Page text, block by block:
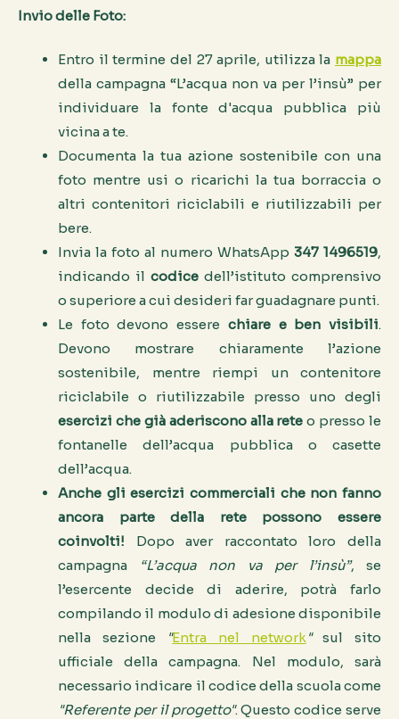
Invio delle Foto:
Entro il termine del 27 aprile, utilizza la mappa
della campagna “L’acqua non va per l’insù” per
individuare la fonte d'acqua pubblica più
vicina a te.
Documenta la tua azione sostenibile con una
foto mentre usi o ricarichi la tua borraccia o
altri contenitori riciclabili e riutilizzabili per
bere.
Invia la foto al numero WhatsApp 347 1496519,
indicando il codice dell’istituto comprensivo
o superiore a cui desideri far guadagnare punti.
Le foto devono essere chiare e ben visibili.
Devono mostrare chiaramente l’azione
sostenibile, mentre riempi un contenitore
riciclabile o riutilizzabile presso uno degli
esercizi che già aderiscono alla rete o presso le
fontanelle dell’acqua pubblica o casette
dell’acqua.
Anche gli esercizi commerciali che non fanno
ancora parte della rete possono essere
coinvolti! Dopo aver raccontato loro della
campagna
“L’acqua non va per l’insù”, se
l’esercente decide di aderire, potrà farlo
compilando il modulo di adesione disponibile
nella sezione
"Entra nel network"sul sito
ufficiale della campagna. Nel modulo, sarà
necessario indicare il codice della scuola come
"Referente per il progetto". Questo codice serve